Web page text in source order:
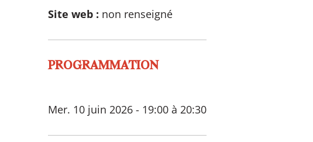
Site web : non renseigné
PROGRAMMATION
Mer. 10 juin 2026 - 19:00 à 20:30